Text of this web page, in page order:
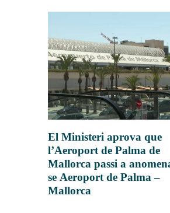
El Ministeri aprova que
l’Aeroport de Palma de
Mallorca passi a
se Aeroport de Palma –
Mallorca